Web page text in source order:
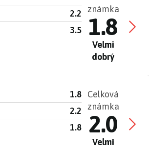
2.2
3.5
známka
1.8
Velmi
dobrý
1.8
2.2
1.8
Celková
známka
2.0
Velmi